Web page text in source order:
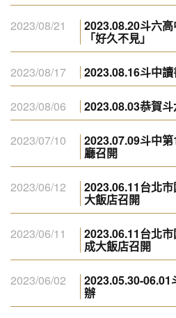
2023/08/21 2023.08.20斗六
「好久不見」
2023/08/17 2023.08.16斗中
2023/08/06 2023.08.03恭賀
2023/07/10 2023.07.09斗中
廳召開
2023/06/12 2023.06.11台北
大飯店召開
2023/06/11 2023.06.11台北
成大飯店召開
2023/06/02 2023.05.30-
辦